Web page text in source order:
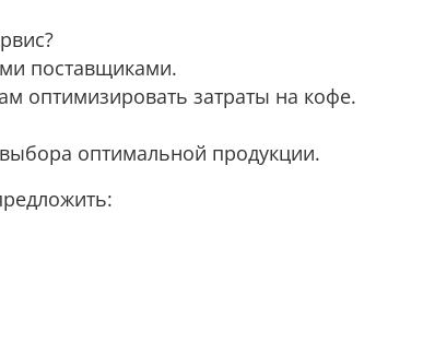
поставщиками.
затраты на кофе.
оптимальной продукции.